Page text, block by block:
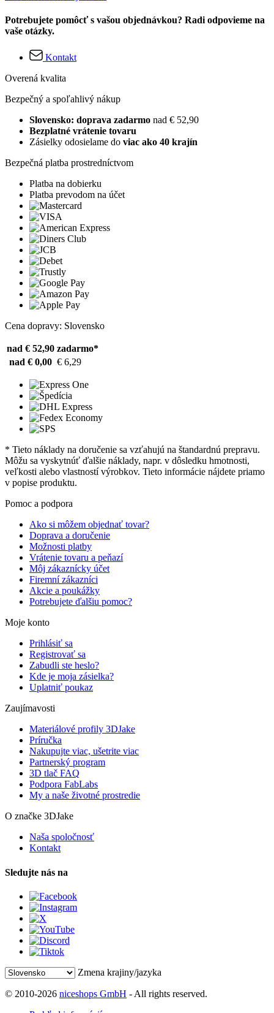
Potrebujete pomôcť s vašou objednávkou? Radi odpovieme na
vaše otázky.
Kontakt
Overená kvalita
Bezpečný a spoľahlivý nákup
Slovensko: doprava zadarmo nad € 52,90
Bezplatné vrátenie tovaru
Zásielky odosielame do viac ako 40 krajín
Bezpečná platba prostredníctvom
Platba na dobierku
Platba prevodom na účet
Cena dopravy: Slovensko
nad € 52,90 zadarmo*
nad € 0,00 € 6,29
* Tieto náklady na doručenie sa vzťahujú na štandardnú prepravu.
Môžu sa vyskytnúť ďalšie náklady, napr. v dôsledku hmotnosti,
veľkosti alebo vlastností výrobkov. Tieto informácie nájdete priamo
v popise produktu.
Pomoc a podpora
Ako si môžem objednať tovar?
Doprava a doručenie
Možnosti platby
Vrátenie tovaru a peňazí
Môj zákaznícky účet
Firemní zákazníci
Akcie a poukážky
Potrebujete ďalšiu pomoc?
Moje konto
Prihlásiť sa
Registrovať sa
Zabudli ste heslo?
Kde je moja zásielka?
Uplatniť poukaz
Zaujímavosti
Materiálové profily 3DJake
Príručka
Nakupujte viac, ušetrite viac
Partnerský program
3D tlač FAQ
Podpora FabLabs
My a naše životné prostredie
O značke 3DJake
Naša spoločnosť
Kontakt
Sledujte nás na
Zmena krajiny/jazyka
© 2010-2026 niceshops GmbH - All rights reserved.